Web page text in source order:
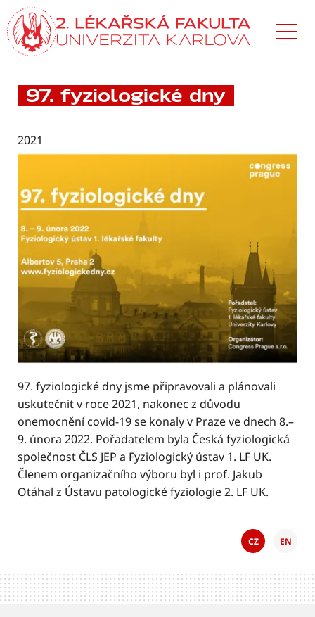
Přejít
k hlavnímu
obsahu
97. fyziologické dny
2021
97. fyziologické dny jsme připravovali a plánovali
uskutečnit v roce 2021, nakonec z důvodu
onemocnění covid-19 se konaly v Praze ve dnech 8.–
9. února 2022. Pořadatelem byla Česká fyziologická
společnost ČLS JEP a Fyziologický ústav 1. LF UK.
Členem organizačního výboru byl i prof. Jakub
Otáhal z Ústavu patologické fyziologie 2. LF UK.
CZ EN